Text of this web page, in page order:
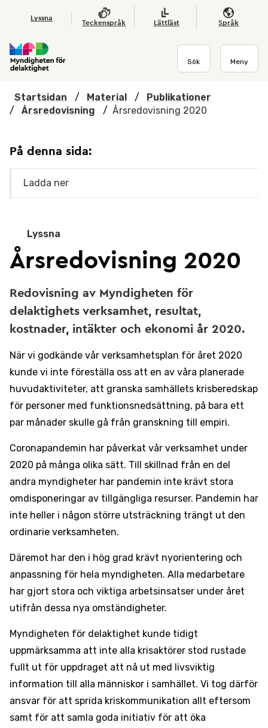
Hoppa till huvudmenyn
Lyssna
Teckenspråk Lättläst Språk
Sök Meny
Startsidan / Material /
Publikationer
/
Årsredovisning / Årsredovisning 2020
Lyssna
Årsredovisning 2020
Redovisning av Myndigheten för
delaktighets verksamhet, resultat,
kostnader, intäkter och ekonomi år 2020.
När vi godkände vår verksamhetsplan för året 2020
kunde vi inte föreställa oss att en av våra planerade
huvudaktiviteter, att granska samhällets krisberedskap
för personer med funktionsnedsättning, på bara ett
par månader skulle gå från granskning till empiri.
Coronapandemin har påverkat vår verksamhet under
2020 på många olika sätt. Till skillnad från en del
andra myndigheter har pandemin inte krävt stora
omdisponeringar av tillgängliga resurser. Pandemin har
inte heller i någon större utsträckning trängt ut den
ordinarie verksamheten.
Däremot har den i hög grad krävt nyorientering och
anpassning för hela myndigheten. Alla medarbetare
har gjort stora och viktiga arbetsinsatser under året
utifrån dessa nya omständigheter.
Myndigheten för delaktighet kunde tidigt
uppmärksamma att inte alla krisaktörer stod rustade
fullt ut för uppdraget att nå ut med livsviktig
information till alla människor i samhället. Vi tog därför
ansvar för att sprida kriskommunikation allt eftersom
samt för att samla goda initiativ för att öka
På denna sida:
Ladda ner